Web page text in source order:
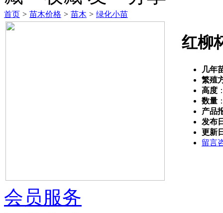
首页 > 苗木价格 > 苗木 > 绿化小苗
红柳
几年
繁殖
高度
数量
产品
发布
更新
留言
会员服务